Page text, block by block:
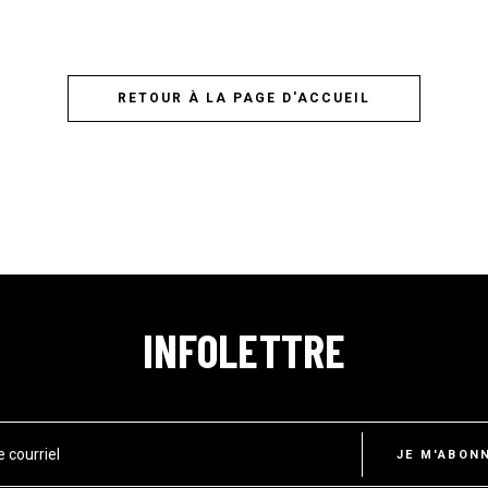
RETOUR À LA PAGE D'ACCUEIL
INFOLETTRE
courriel JE